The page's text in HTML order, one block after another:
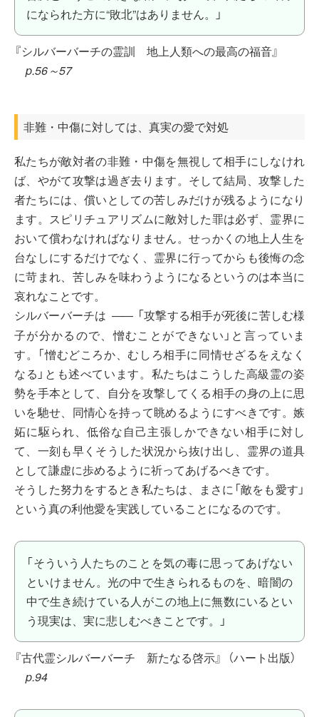
になられた方に“敗北”はありません。」
『シルバーバーチの霊訓 地上人類への最高の福音』
p.56～57
非難・中傷に対しては、真実の愛で対処
私たちが敵対者の非難・中傷を無視して相手にしなけれ
ば、やがて攻撃は過ぎ去ります。そして結局、攻撃した
者たちには、償いとしての苦しみだけが残るようになり
ます。スピリチュアリズムに敵対した罪は必ず、霊界に
おいて償わなければなりません。せっかくの地上人生を
台なしにするだけでなく、霊界に行ってからも後悔の念
に苛まれ、苦しみを味わうようになるというのは本当に
哀れなことです。
シルバーバーチは ――
「攻撃する相手が死後に苦しむ様
子が分かるので、憎むことができない」と言っていま
す。「憎むどころか、むしろ相手に同情せざるをえなく
なる」とも述べています。私たちはこうした高級霊の姿
勢を手本として、自分を攻撃してくる相手の身の上に思
いを馳せ、同情心を持って眺めるようにすべきです。嫉
妬に駆られ、低俗な自己主張しかできない相手に対し
て、一刻も早くそうした状況から抜け出し、霊界の道具
として謙虚に歩めるように祈ってあげるべきです。
そうした努力をするとき私たちは、まさに「敵をも愛す」
という真の利他愛を実践していることになるのです。
「そういう人たちのことを気の毒に思ってあげない
といけません。光の中で生きられるものを、暗闇の
中で生き続けている人がこの地上に無数にいるとい
う現実は、実に悲しむべきことです。」
『古代霊シルバーバーチ 新たなる啓示』
（ハート出版）
p.94